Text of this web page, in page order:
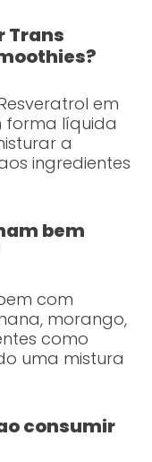
Trans
em
forma líquida
a
ingredientes
bem
com
morango,
como
uma mistura
consumir